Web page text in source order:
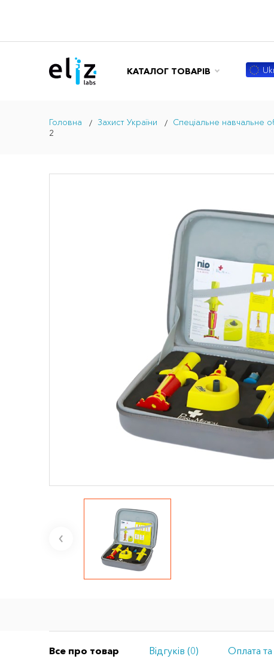
КАТАЛОГ ТОВАРІВ
Головна Захист України Спеціальне навчальне
2
Все про товар Відгуків (0) Оплата